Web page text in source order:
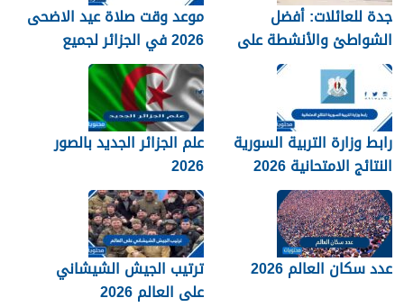
جدة للعائلات: أفضل
الشواطئ والأنشطة على
كورنيش البحر الأحمر
موعد وقت صلاة عيد الاضحى
2026 في الجزائر لجميع
المحافظات بالتفصيل 1448
رابط وزارة التربية السورية
النتائج الامتحانية 2026
علم الجزائر الجديد بالصور
2026
عدد سكان العالم 2026
ترتيب الجيش الشيشاني
على العالم 2026